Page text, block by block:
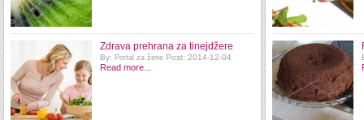
Zdrava prehrana za tinejdžere
By: Portal za žene Post: 2014-12-04
Read more...